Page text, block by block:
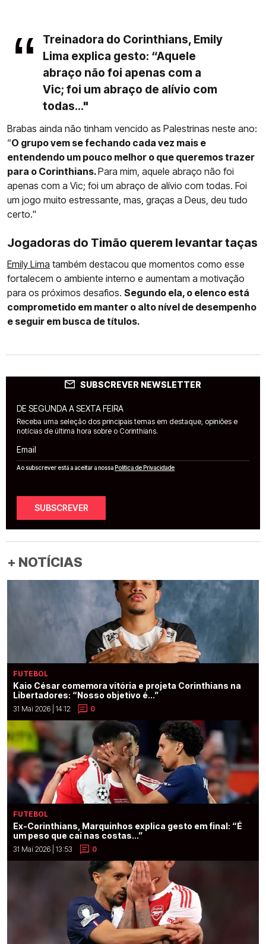
Treinadora do Corinthians, Emily
Lima explica gesto: “Aquele
abraço não foi apenas com a
Vic; foi um abraço de alívio com
todas..."
Brabas ainda não tinham vencido as Palestrinas neste ano:
“O grupo vem se fechando cada vez mais e
entendendo um pouco melhor o que queremos trazer
para o Corinthians.Para mim, aquele abraço não foi
apenas com a Vic; foi um abraço de alívio com todas. Foi
um jogo muito estressante, mas, graças a Deus, deu tudo
certo."
Jogadoras do Timão querem levantar taças
Emily Lima também destacou que momentos como esse
fortalecem o ambiente interno e aumentam a motivação
para os próximos desafios. Segundo ela, o elenco está
comprometido em manter o alto nível de desempenho
e seguir em busca de títulos.
SUBSCREVER NEWSLETTER
DE SEGUNDA A SEXTA FEIRA
Receba uma seleção dos principais temas em destaque, opiniões e
notícias de última hora sobre o Corinthians.
Email
Ao subscrever está a aceitar a nossaPolítica de Privacidade
SUBSCREVER
+ NOTÍCIAS
FUTEBOL
Kaio César comemora vitória e projeta Corinthians na
Libertadores: “Nosso objetivo é...”
31 Mai 2026 | 14:12 0
FUTEBOL
Ex-Corinthians, Marquinhos explica gesto em final: “É
um peso que cai nas costas...”
31 Mai 2026 | 13:53 0